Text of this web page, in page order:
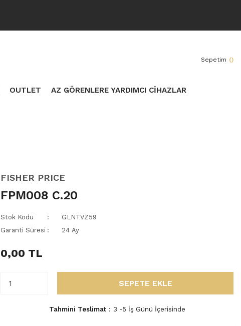
Sepetim ()
OUTLET AZ GÖRENLERE YARDIMCI CİHAZLAR
FISHER PRICE
FPM008 C.20
Stok Kodu
GLNTVZ59
Garanti Süresi
24 Ay
0,00 TL
SEPETE EKLE
Tahmini Teslimat 3 -5 İş Günü İçerisinde